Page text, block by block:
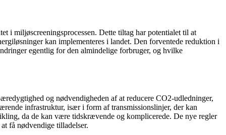
i miljøscreeningsprocessen. Dette tiltag har potentialet til at
kan implementeres i landet. Den forventede reduktion i
egentlig for den almindelige forbruger, og hvilke
og nødvendigheden af at reducere CO2-udledninger,
infrastruktur, især i form af transmissionslinjer, der kan
da de kan være tidskrævende og komplicerede. De nye regler
få nødvendige tilladelser.